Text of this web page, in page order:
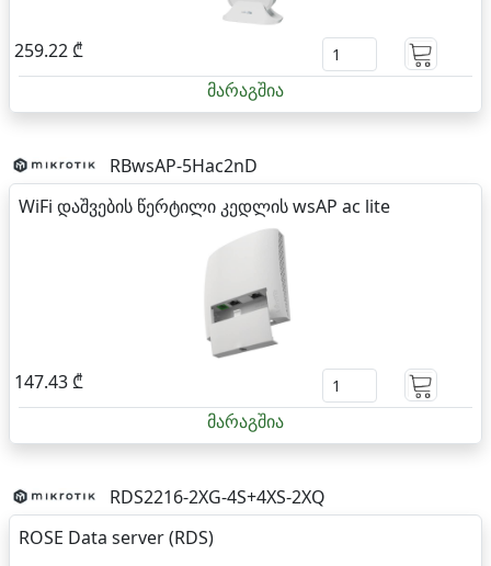
259.22 ₾
მარაგშია
RBwsAP-5Hac2nD
WiFi დაშვების წერტილი კედლის wsAP ac lite
147.43 ₾
მარაგშია
RDS2216-2XG-4S+4XS-2XQ
ROSE Data server (RDS)